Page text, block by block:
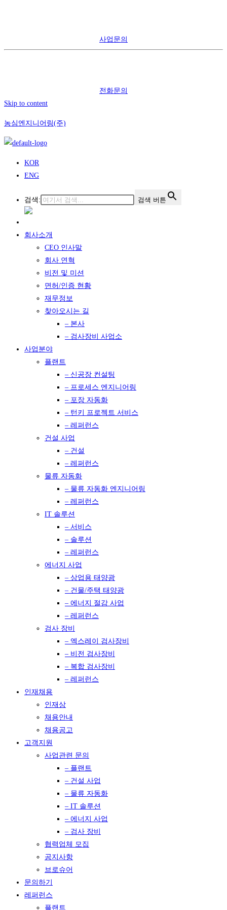
사업문의
전화문의
Skip to content
농심엔지니어링(주)
KOR
ENG
검색: 검색 버튼
회사소개
CEO 인사말
회사 연혁
비전 및 미션
면허/인증 현황
재무정보
찾아오시는 길
– 본사
– 검사장비 사업소
사업분야
플랜트
– 신공장 컨설팅
– 프로세스 엔지니어링
– 포장 자동화
– 턴키 프로젝트 서비스
– 레퍼런스
건설 사업
– 건설
– 레퍼런스
물류 자동화
– 물류 자동화 엔지니어링
– 레퍼런스
IT 솔루션
– 서비스
– 솔루션
– 레퍼런스
에너지 사업
– 상업용 태양광
– 건물/주택 태양광
– 에너지 절감 사업
– 레퍼런스
검사 장비
– 엑스레이 검사장비
– 비전 검사장비
– 복합 검사장비
– 레퍼런스
인재채용
인재상
채용안내
채용공고
고객지원
사업관련 문의
– 플랜트
– 건설 사업
– 물류 자동화
– IT 솔루션
– 에너지 사업
– 검사 장비
협력업체 모집
공지사항
브로슈어
문의하기
레퍼런스
플랜트